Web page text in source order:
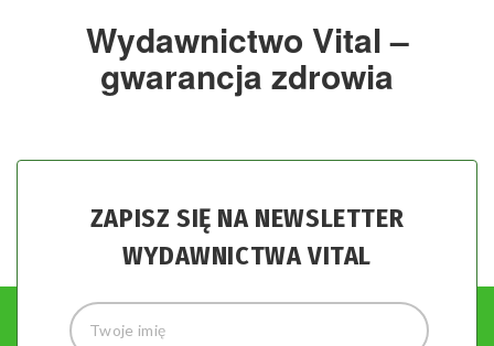
Wydawnictwo Vital –
gwarancja zdrowia
ZAPISZ SIĘ NA NEWSLETTER
WYDAWNICTWA VITAL